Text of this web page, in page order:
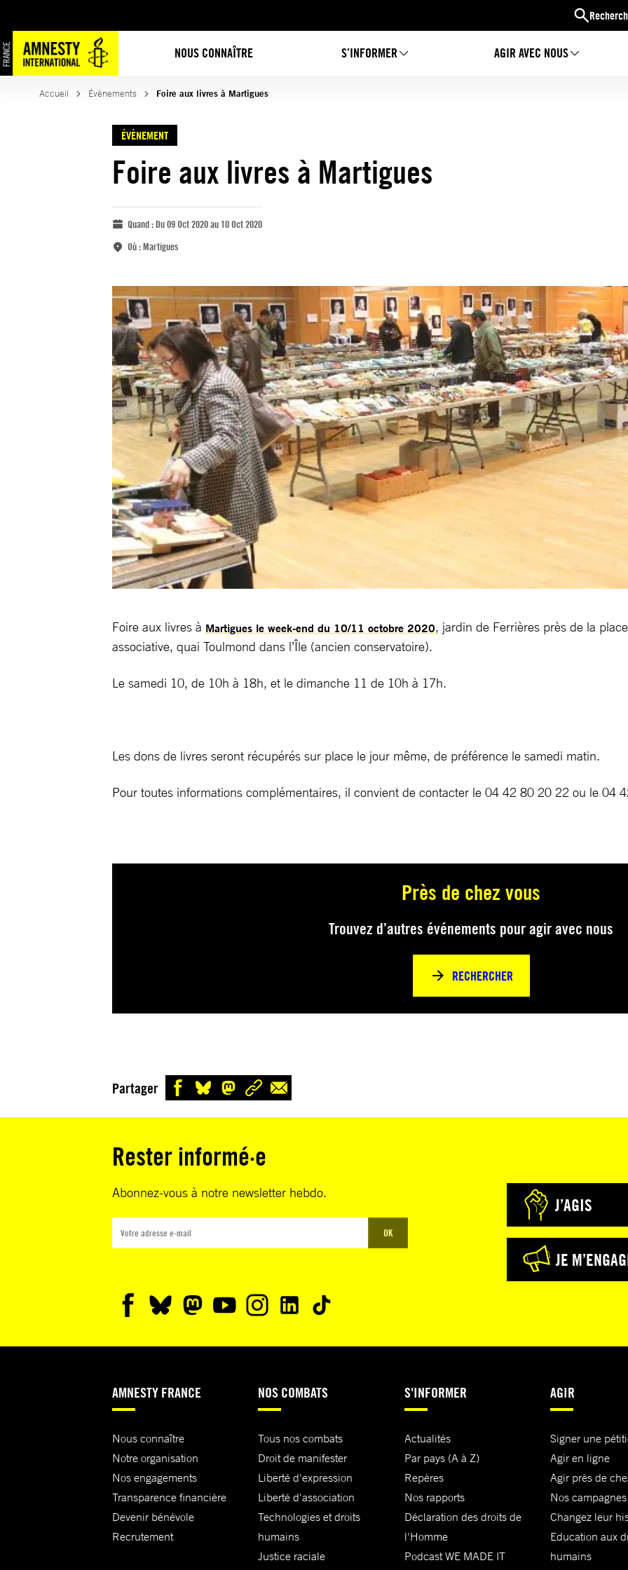
NOUS CONNAÎTRE S’INFORMER AGIR AVEC NOUS
Accueil Évènements Foire aux livres à Martigues
ÉVÈNEMENT
Foire aux livres à Martigues
Quand :Du 09 Oct 2020 au 10 Oct 2020
Où :Martigues
Foire aux livres à Martigues le week-end du 10/11 octobre 2020, jardin de Ferrières près de la
associative, quai Toulmond dans l’Île (ancien conservatoire).
Le samedi 10, de 10h à 18h, et le dimanche 11 de 10h à 17h.
Les dons de livres seront récupérés sur place le jour même, de préférence le samedi matin.
Pour toutes informations complémentaires, il convient de contacter le 04 42 80 20 22 ou le 04
Près de chez vous
Trouvez d’autres événements pour agir avec nous
RECHERCHER
Partager
Rester informé·e
Abonnez-vous à notre newsletter hebdo.
OK
J’AGIS
JE
AMNESTY FRANCE
Nous connaître
Notre organisation
Nos engagements
Transparence financière
Devenir bénévole
Recrutement
NOS COMBATS
Tous nos combats
Droit de manifester
Liberté d'expression
Liberté d'association
Technologies et droits
humains
Justice raciale
S'INFORMER
Actualités
Par pays (A à Z)
Repères
Nos rapports
Déclaration des droits de
l'Homme
Podcast WE MADE IT
AGIR
Signer une
Agir en ligne
Agir près de
Nos campagnes
Changez leur
Education aux
humains